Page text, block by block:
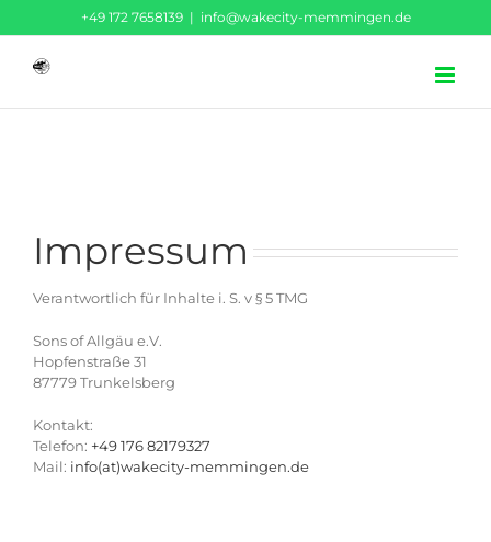
‪+49 172 7658139‬ | info@wakecity-memmingen.de
Impressum
Verantwortlich für Inhalte i. S. v § 5 TMG
Sons of Allgäu e.V.
Hopfenstraße 31
87779 Trunkelsberg
Kontakt:
Telefon: +49 176 82179327
Mail: info(at)wakecity-memmingen.de